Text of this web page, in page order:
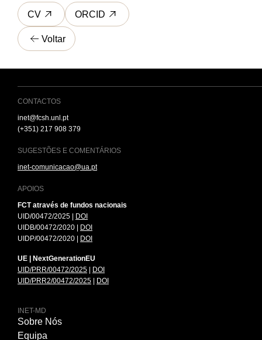
Voltar
CV
ORCID
CONTACTOS
inet@fcsh.unl.pt
(+351) 217 908 379
SUGESTÕES E COMENTÁRIOS
inet-comunicacao@ua.pt
APOIOS
FCT através de fundos nacionais
UID/00472/2025 |
DOI
UIDB/00472/2020 |
DOI
UIDP/00472/2020 |
DOI
UE | NextGenerationEU
UID/PRR/00472/2025
DOI
UID/PRR2/00472/2025
DOI
INET-MD
Sobre Nós
Equipa